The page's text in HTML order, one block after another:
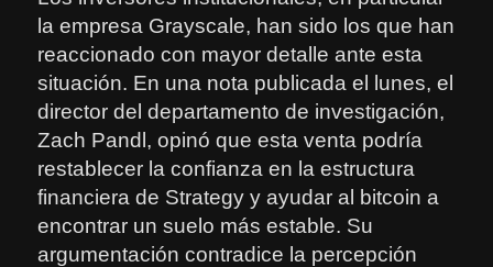
la empresa Grayscale, han sido los que han
reaccionado con mayor detalle ante esta
situación. En una nota publicada el lunes, el
director del departamento de investigación,
Zach Pandl, opinó que esta venta podría
restablecer la confianza en la estructura
financiera de Strategy y ayudar al bitcoin a
encontrar un suelo más estable. Su
argumentación contradice la percepción